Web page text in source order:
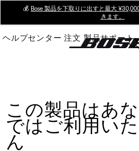
Main
💰 Bose 製品を下取りに出すと最大
きます。
ヘルプセンター 注文 製品サポート
この製品はあ
ではご利用い
ん